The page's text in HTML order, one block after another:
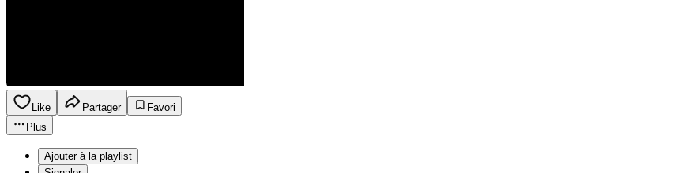
Like Partager
Favori
Plus
Ajouter à la playlist